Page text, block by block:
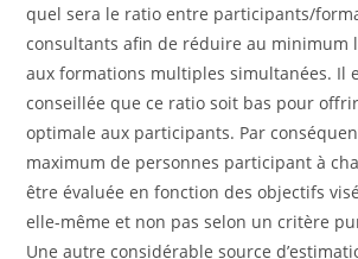
quel sera le ratio entre participants/
consultants afin de réduire au minimum
aux formations multiples simultanées. Il
conseillée que ce ratio soit bas pour
optimale aux participants. Par
maximum de personnes participant à
être évaluée en fonction des objectifs
elle-même et non pas selon un critère
Une autre considérable source